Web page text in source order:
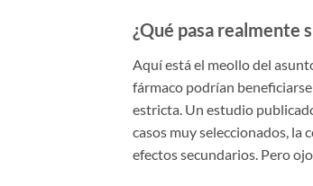
¿Qué pasa realmente
Aquí está el meollo del
fármaco podrían
estricta. Un estudio
casos muy seleccionados, la
efectos secundarios. Pero